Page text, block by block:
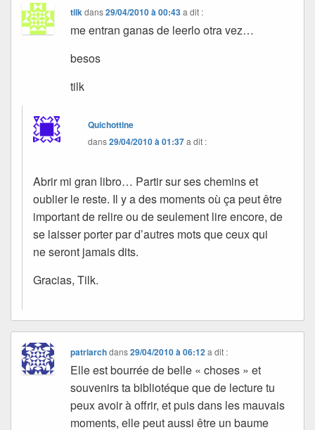
tilkdans29/04/2010 à 00:43 a dit :
me entran ganas de leerlo otra vez…
besos
tilk
Quichottine
dans29/04/2010 à 01:37a dit :
Abrir mi gran libro… Partir sur ses chemins et
oublier le reste. Il y a des moments où ça peut être
important de relire ou de seulement lire encore, de
se laisser porter par d’autres mots que ceux qui
ne seront jamais dits.
Gracias, Tilk.
patriarchdans29/04/2010 à 06:12 a dit :
Elle est bourrée de belle « choses » et
souvenirs ta bibliotéque que de lecture tu
peux avoir à offrir, et puis dans les mauvais
moments, elle peut aussi être un baume